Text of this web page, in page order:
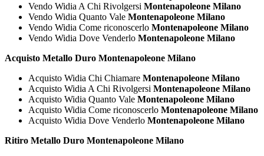
Vendo Widia A Chi Rivolgersi Montenapoleone Milano
Vendo Widia Quanto Vale Montenapoleone Milano
Vendo Widia Come riconoscerlo Montenapoleone Milano
Vendo Widia Dove Venderlo Montenapoleone Milano
Acquisto Metallo Duro Montenapoleone Milano
Acquisto Widia Chi Chiamare Montenapoleone Milano
Acquisto Widia A Chi Rivolgersi Montenapoleone Milano
Acquisto Widia Quanto Vale Montenapoleone Milano
Acquisto Widia Come riconoscerlo Montenapoleone Milano
Acquisto Widia Dove Venderlo Montenapoleone Milano
Ritiro Metallo Duro Montenapoleone Milano